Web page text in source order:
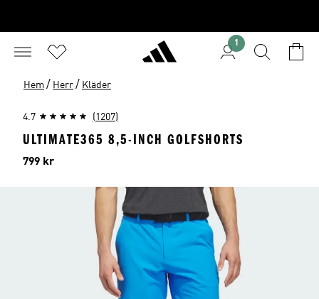
1
Hem / Herr / Kläder
4.7 (1207)
ULTIMATE365 8,5-INCH GOLFSHORTS
Pris
799 kr